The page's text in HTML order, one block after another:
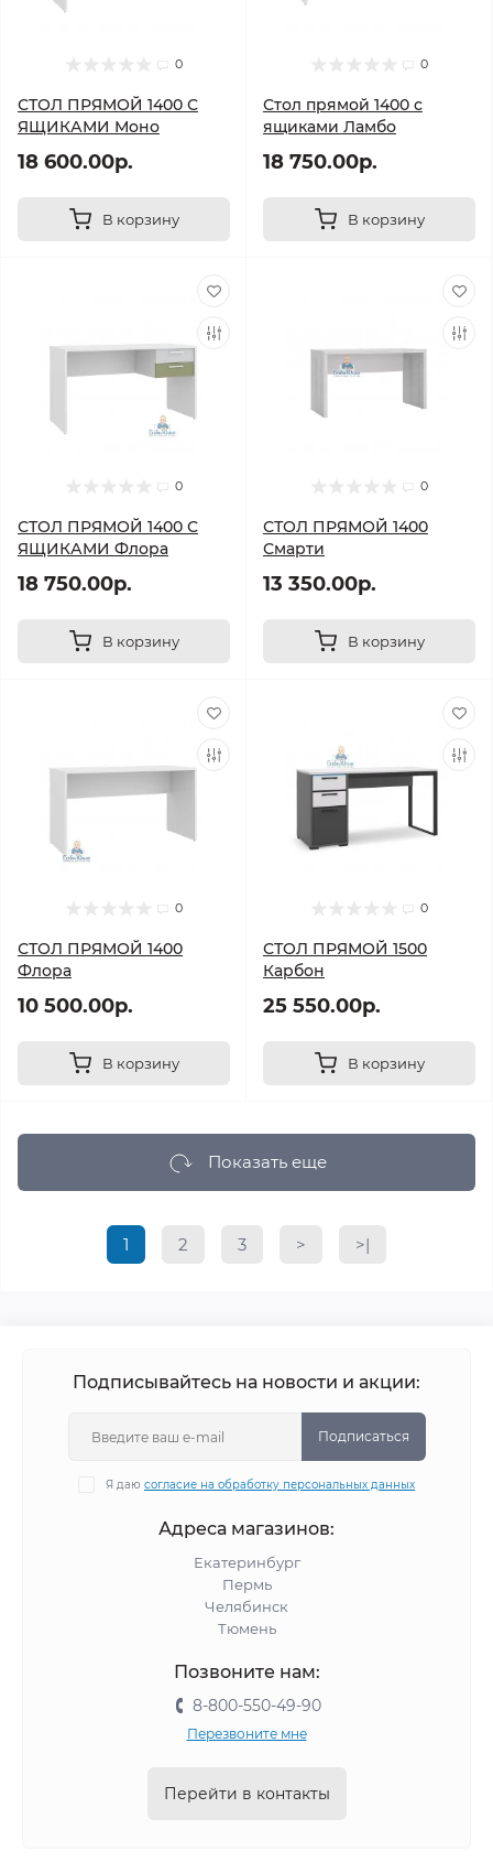
0
СТОЛ ПРЯМОЙ 1400 С
ЯЩИКАМИ Моно
18 600.00р.
В корзину
0
Стол прямой 1400 с
ящиками Ламбо
18 750.00р.
В корзину
0
СТОЛ ПРЯМОЙ 1400 С
ЯЩИКАМИ Флора
18 750.00р.
В корзину
0
СТОЛ ПРЯМОЙ 1400
Смарти
13 350.00р.
В корзину
0
СТОЛ ПРЯМОЙ 1400
Флора
10 500.00р.
В корзину
0
СТОЛ ПРЯМОЙ 1500
Карбон
25 550.00р.
В корзину
Показать еще
1 2 3 > >|
Подписывайтесь на новости и акции:
Подписаться
Я даю согласие на обработку персональных данных
Адреса магазинов:
Екатеринбург
Пермь
Челябинск
Тюмень
Позвоните нам:
8-800-550-49-90
Перезвоните мне
Перейти в контакты